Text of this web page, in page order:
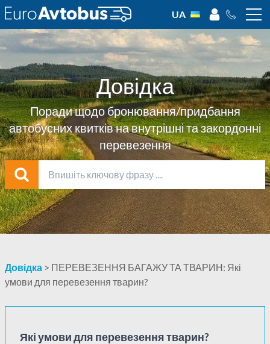
UA
Довідка
Поради щодо бронювання/придбання
автобусних квитків на внутрішні та закордонні
перевезення
Довідка > ПЕРЕВЕЗЕННЯ БАГАЖУ ТА ТВАРИН: Які
умови для перевезення тварин?
Які умови для перевезення тварин?